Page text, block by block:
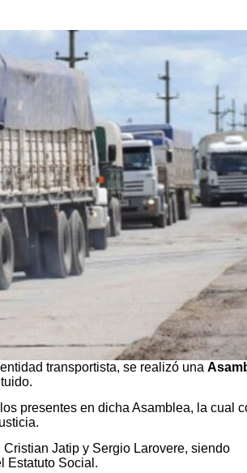
transportista, se realizó una
presentes en dicha Asamblea, la cual
Jatip y Sergio Larovere, siendo
Estatuto Social.